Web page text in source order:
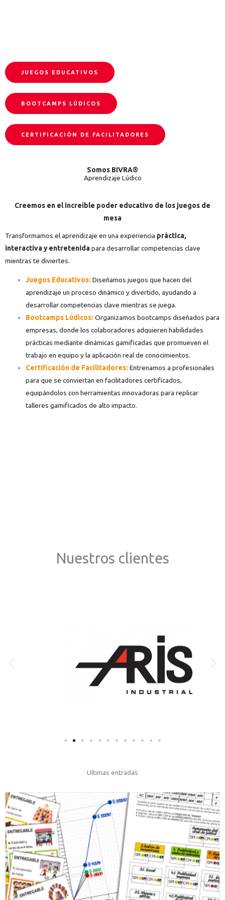
JUEGOS EDUCATIVOS
BOOTCAMPS LÚDICOS
CERTIFICACIÓN DE FACILITADORES
Somos BIVRA®
Aprendizaje Lúdico
Creemos en el increíble poder educativo de los juegos de
mesa
Transformamos el aprendizaje en una experiencia práctica,
interactiva y entretenida para desarrollar competencias clave
mientras te diviertes.
Juegos Educativos: Diseñamos juegos que hacen del
aprendizaje un proceso dinámico y divertido, ayudando a
desarrollar competencias clave mientras se juega.
Bootcamps Lúdicos: Organizamos bootcamps diseñados para
empresas, donde los colaboradores adquieren habilidades
prácticas mediante dinámicas gamificadas que promueven el
trabajo en equipo y la aplicación real de conocimientos.
Certificación de Facilitadores: Entrenamos a profesionales
para que se conviertan en facilitadores certificados,
equipándolos con herramientas innovadoras para replicar
talleres gamificados de alto impacto.
Nuestros clientes
Ultimas entradas